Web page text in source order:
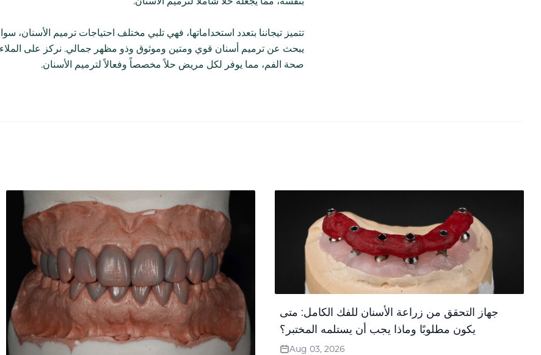
تتميز تيجاننا بتعدد استخداماتها، فهي تلبي مختلف احتياجات ترميم الأسنان،
يبحث عن ترميم أسنان قوي ومتين وموثوق وذو مظهر جمالي. نركز على
صحة الفم، مما يوفر لكل مريض حلاً مخصصاً وفعالاً لترميم الأسنان.
جهاز التحقق من زراعة الأسنان للفك الكامل: متى
يكون مطلوبًا وماذا يجب أن يستلمه المختبر؟
Aug 03, 2026